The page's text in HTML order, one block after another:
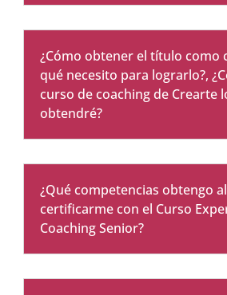
¿Cómo obtener el título como
qué necesito para lograrlo?,
curso de coaching de Crearte
obtendré?
¿Qué competencias obtengo al
certificarme con el Curso
Coaching Senior?